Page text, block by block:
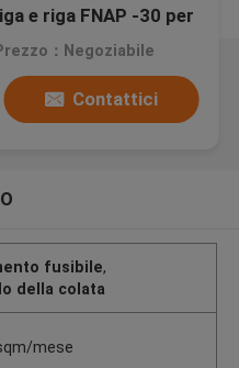
e riga FNAP -30 per
：Negoziabile
Contattici
fusibile,
della colata
mese